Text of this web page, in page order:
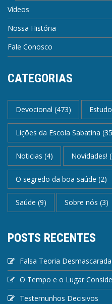
Vídeos
Nossa História
Fale Conosco
CATEGORIAS
Devocional (473)
Lições da Escola Sabatina
Noticias (4) Novidades!
O segredo da boa saúde (2)
Saúde (9) Sobre nós (3)
POSTS RECENTES
Falsa Teoria Desmascarada
O Tempo e o Lugar
Testemunhos Decisivos